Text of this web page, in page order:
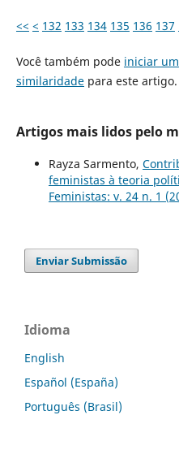
<< < 132 133 134 135 136 137
Você também pode iniciar
similaridadepara este artigo.
Artigos mais lidos pelo
Rayza Sarmento,
feministas à teoria
Feministas: v. 24 n. 1
Enviar Submissão
Idioma
English
Español (España)
Português (Brasil)